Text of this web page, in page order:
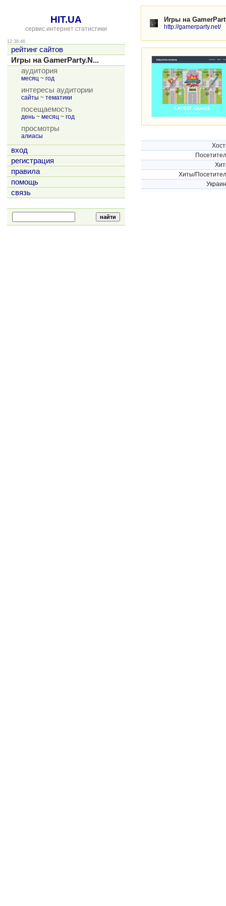
HIT.UA
сервис интернет статистики
12:38:46
рейтинг сайтов
Игры на GamerParty.N...
аудитория
месяц ~ год
интересы аудитории
сайты ~ тематики
посещаемость
день ~ месяц ~ год
просмотры
алиасы
вход
регистрация
правила
помощь
связь
Игры на
http://gamerparty.net/
Хиты/